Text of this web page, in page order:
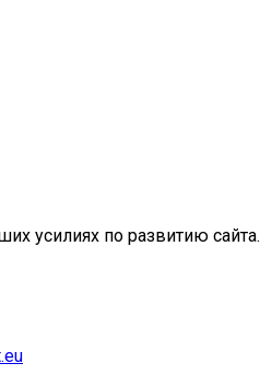
усилиях по развитию сайта.